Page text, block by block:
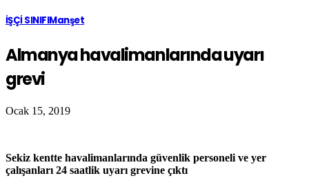
İŞÇİ SINIFIManşet
Almanya havalimanlarında uyarı
grevi
Ocak 15, 2019
Sekiz kentte havalimanlarında güvenlik personeli ve yer
çalışanları 24 saatlik uyarı grevine çıktı